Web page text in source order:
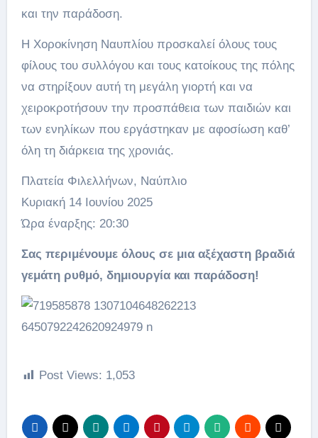
και την παράδοση.
Η Χοροκίνηση Ναυπλίου προσκαλεί όλους τους
φίλους του συλλόγου και τους κατοίκους της πόλης
να στηρίξουν αυτή τη μεγάλη γιορτή και να
χειροκροτήσουν την προσπάθεια των παιδιών και
των ενηλίκων που εργάστηκαν με αφοσίωση καθ’
όλη τη διάρκεια της χρονιάς.
Πλατεία Φιλελλήνων, Ναύπλιο
Κυριακή 14 Ιουνίου 2025
Ώρα έναρξης: 20:30
Σας περιμένουμε όλους σε μια αξέχαστη βραδιά
γεμάτη ρυθμό, δημιουργία και παράδοση!
Post Views: 1,053